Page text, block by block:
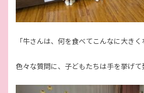
「牛さんは、何を食べてこんなに大きく
色々な質問に、子どもたちは手を挙げて